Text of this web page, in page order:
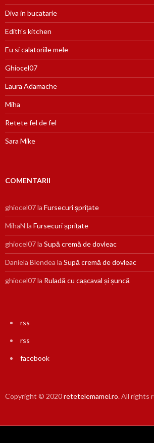
Diva in bucatarie
Edith's kitchen
Eu si calatoriile mele
Ghiocel07
Laura Adamache
Miha
Retete fel de fel
Sara Mike
COMENTARII
ghiocel07la Fursecuri șprițate
MihaN la Fursecuri șprițate
ghiocel07la Supă cremă de dovleac
Daniela Blendea la Supă cremă de dovleac
ghiocel07la Ruladă cu cașcaval și șuncă
rss
rss
facebook
Copyright © 2020retetelemamei.ro. All rights